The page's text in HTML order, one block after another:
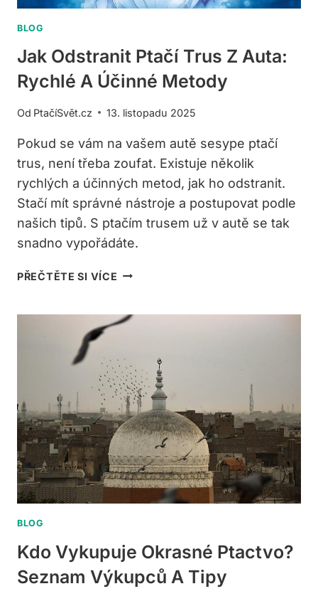
BLOG
Jak Odstranit Ptačí Trus Z Auta:
Rychlé A Účinné Metody
Od PtačíSvět.cz 13. listopadu 2025
Pokud se vám na vašem autě sesype ptačí
trus, není třeba zoufat. Existuje několik
rychlých a účinných metod, jak ho odstranit.
Stačí mít správné nástroje a postupovat podle
našich tipů. S ptačím trusem už v autě se tak
snadno vypořádáte.
PŘEČTĚTE SI VÍCE JAK
TRUS
RYCHLÉ
A
ÚČINNÉ
METODY
BLOG
Kdo Vykupuje Okrasné Ptactvo?
Seznam Výkupců A Tipy